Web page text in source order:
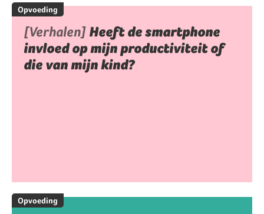
Opvoeding
[Verhalen] Heeft de smartphone
invloed op mijn productiviteit of
die van mijn kind?
Opvoeding